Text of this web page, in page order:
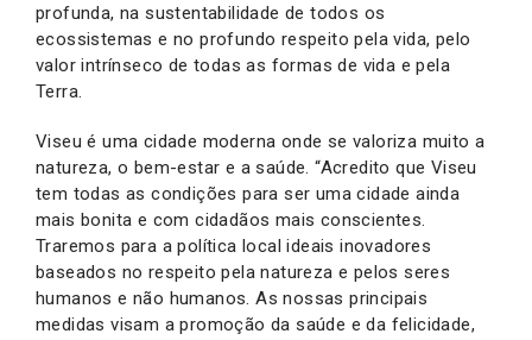
profunda, na sustentabilidade de todos os
ecossistemas e no profundo respeito pela vida, pelo
valor intrínseco de todas as formas de vida e pela
Terra.
Viseu é uma cidade moderna onde se valoriza muito a
natureza, o bem-estar e a saúde. “Acredito que Viseu
tem todas as condições para ser uma cidade ainda
mais bonita e com cidadãos mais conscientes.
Traremos para a política local ideais inovadores
baseados no respeito pela natureza e pelos seres
humanos e não humanos. As nossas principais
medidas visam a promoção da saúde e da felicidade,